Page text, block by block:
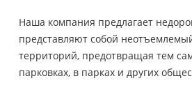
Наша компания предлагает
представляют собой
территорий, предотвращая тем
парковках, в парках и других